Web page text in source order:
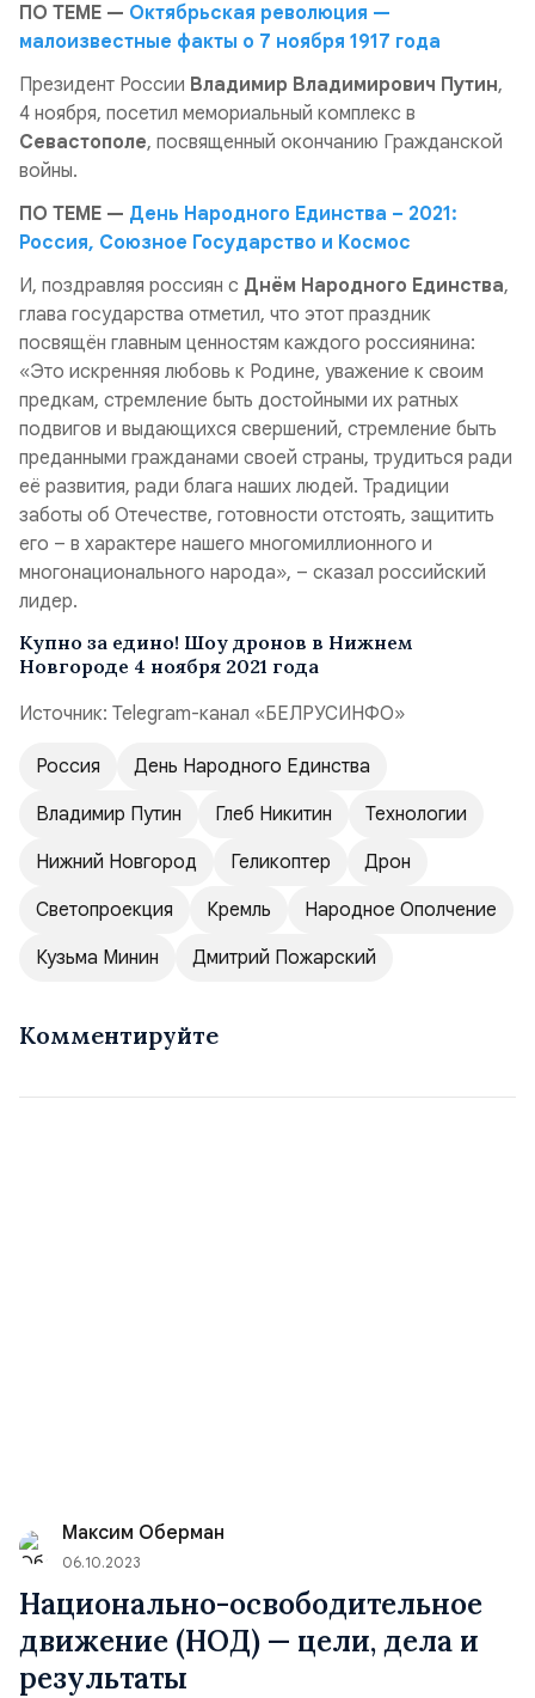
ПО ТЕМЕ — Октябрьская революция —
малоизвестные факты о 7 ноября 1917 года
Президент России Владимир Владимирович Путин,
4 ноября, посетил мемориальный комплекс в
Севастополе, посвященный окончанию Гражданской
войны.
ПО ТЕМЕ — День Народного Единства – 2021:
Россия, Союзное Государство и Космос
И, поздравляя россиян с Днём Народного Единства,
глава государства отметил, что этот праздник
посвящён главным ценностям каждого россиянина:
«Это искренняя любовь к Родине, уважение к своим
предкам, стремление быть достойными их ратных
подвигов и выдающихся свершений, стремление быть
преданными гражданами своей страны, трудиться ради
её развития, ради блага наших людей. Традиции
заботы об Отечестве, готовности отстоять, защитить
его – в характере нашего многомиллионного и
многонационального народа», – сказал российский
лидер.
Купно за едино! Шоу дронов в Нижнем
Новгороде 4 ноября 2021 года
Источник: Telegram-канал «БЕЛРУСИНФО»
Россия
День Народного Единства
Владимир Путин
Глеб Никитин
Технологии
Нижний Новгород
Геликоптер
Дрон
Светопроекция
Кремль
Народное Ополчение
Кузьма Минин
Дмитрий Пожарский
Комментируйте
Максим Оберман
06.10.2023
Национально-освободительное
движение (НОД) — цели, дела и
результаты